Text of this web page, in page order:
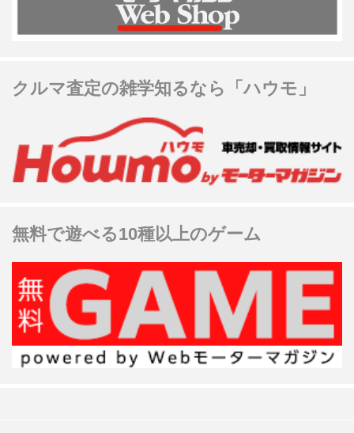
クルマ査定の雑学知るなら「ハウモ」
無料で遊べる10種以上のゲーム